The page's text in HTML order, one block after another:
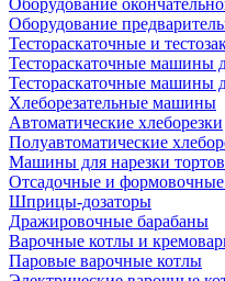
Оборудование
Оборудование
Тестораскаточные и
Тестораскаточные машины
Тестораскаточные машины
Хлеборезательные машины
Автоматические хлеборезки
Полуавтоматические
Машины для нарезки
Отсадочные и
Шприцы-дозаторы
Дражировочные барабаны
Варочные котлы и
Паровые варочные котлы